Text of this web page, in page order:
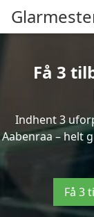
Få 3
Indhent 3
Aabenraa – helt
Få 3